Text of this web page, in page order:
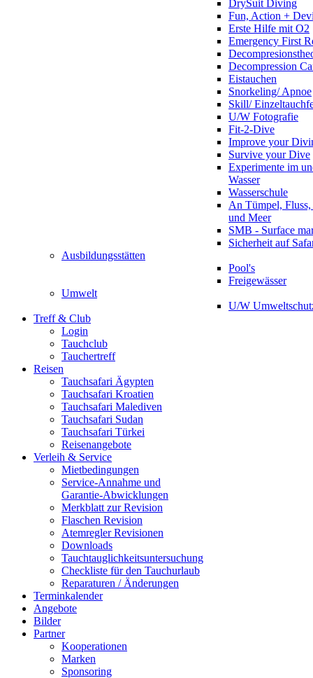
DrySuit Diving
Fun, Action +
Erste Hilfe mit O2
Emergency First
Decompression
Eistauchen
Snorkeling/ Apnoe
Skill/
U/W Fotografie
Fit-2-Dive
Improve your
Survive your Dive
Experimente im
Wasser
Wasserschule
An Tümpel,
und Meer
SMB - Surface
Sicherheit auf
Ausbildungsstätten
Pool's
Freigewässer
Umwelt
U/W
Treff & Club
Login
Tauchclub
Tauchertreff
Reisen
Tauchsafari Ägypten
Tauchsafari Kroatien
Tauchsafari Malediven
Tauchsafari Sudan
Tauchsafari Türkei
Reisenangebote
Verleih & Service
Mietbedingungen
Service-Annahme und
Garantie-Abwicklungen
Merkblatt zur Revision
Flaschen Revision
Atemregler Revisionen
Downloads
Tauchtauglichkeitsuntersuchung
Checkliste für den Tauchurlaub
Reparaturen / Änderungen
Terminkalender
Angebote
Bilder
Partner
Kooperationen
Marken
Sponsoring